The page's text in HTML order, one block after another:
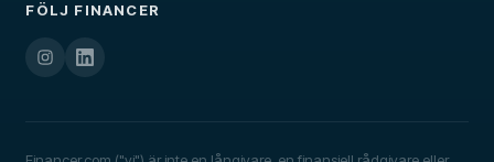
FÖLJ FINANCER